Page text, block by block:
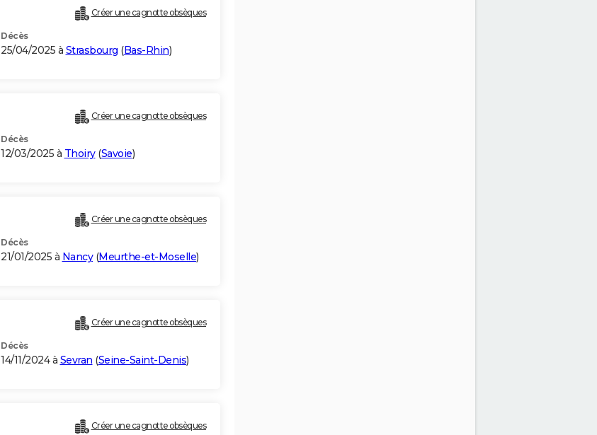
Créer une cagnotte obsèques
Décès
25/04/2025 à Strasbourg (Bas-Rhin)
Créer une cagnotte obsèques
Décès
12/03/2025 à Thoiry(Savoie)
Créer une cagnotte obsèques
Décès
21/01/2025 à Nancy(Meurthe-et-Moselle)
Créer une cagnotte obsèques
Décès
14/11/2024 à Sevran (Seine-Saint-Denis)
Créer une cagnotte obsèques